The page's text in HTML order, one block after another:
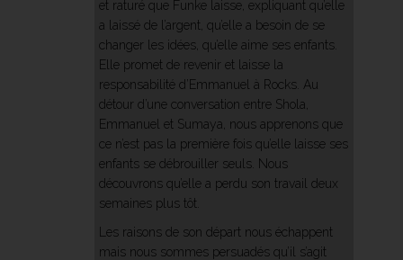
et raturé que Funke laisse, expliquant qu’elle
a laissé de l’argent, qu’elle a besoin de se
changer les idées, qu’elle aime ses enfants.
Elle promet de revenir et laisse la
responsabilité d’Emmanuel à Rocks. Au
détour d’une conversation entre Shola,
Emmanuel et Sumaya, nous apprenons que
ce n’est pas la première fois qu’elle laisse ses
enfants se débrouiller seuls. Nous
découvrons qu’elle a perdu son travail deux
semaines plus tôt.
Les raisons de son départ nous échappent
mais nous sommes persuadés qu’il s’agit